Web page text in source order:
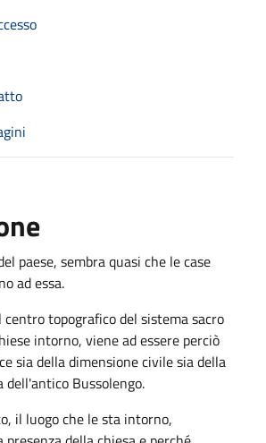
paese, sembra quasi che le case
ad essa.
topografico del sistema sacro
intorno, viene ad essere perciò
sia della dimensione civile sia della
dell'antico Bussolengo.
il luogo che le sta intorno,